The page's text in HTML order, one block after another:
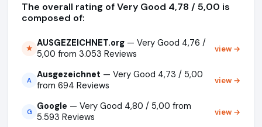
The overall rating of Very Good 4,78 / 5,00 is
composed of:
★ AUSGEZEICHNET.org — Very Good 4,76 /
5,00 from 3.053 Reviews
view →
A Ausgezeichnet — Very Good 4,73 / 5,00
from 694 Reviews
view →
G Google — Very Good 4,80 / 5,00 from
5.593 Reviews
view →